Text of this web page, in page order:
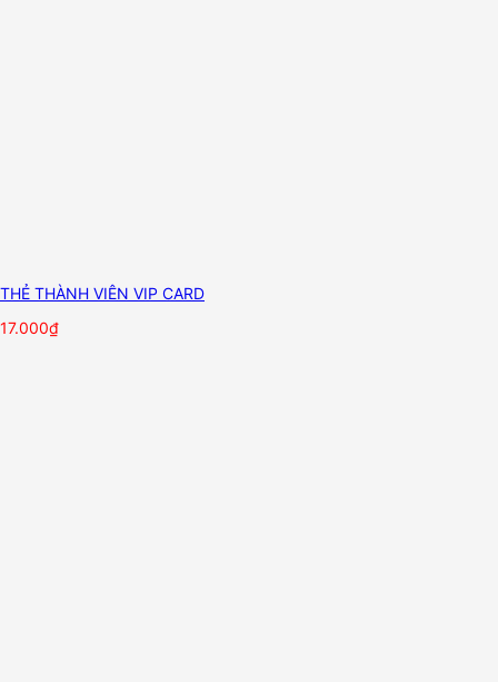
THẺ THÀNH VIÊN VIP CARD
17.000₫